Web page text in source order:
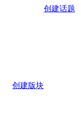
创建话题
创建版块